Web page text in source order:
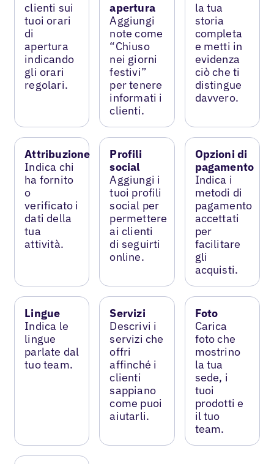
clienti sui
tuoi orari
di
apertura
indicando
gli orari
regolari.
apertura
Aggiungi
note come
“Chiuso
nei giorni
festivi”
per tenere
informati i
clienti.
la tua
storia
completa
e metti in
evidenza
ciò che ti
distingue
davvero.
Attribuzione
Indica chi
ha fornito
o
verificato i
dati della
tua
attività.
Profili
social
Aggiungi i
tuoi profili
social per
permettere
ai clienti
di seguirti
online.
Opzioni di
pagamento
Indica i
metodi di
pagamento
accettati
per
facilitare
gli
acquisti.
Lingue
Indica le
lingue
parlate dal
tuo team.
Servizi
Descrivi i
servizi che
offri
affinché i
clienti
sappiano
come puoi
aiutarli.
Foto
Carica
foto che
mostrino
la tua
sede, i
tuoi
prodotti e
il tuo
team.